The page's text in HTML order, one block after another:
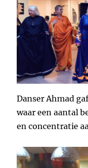
Danser Ahmad
waar een aantal
en concentratie